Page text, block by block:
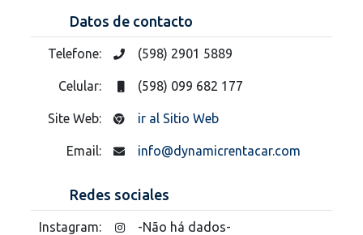
Datos de contacto
Telefone: (598) 2901 5889
Celular: (598) 099 682 177
Site Web: ir al Sitio Web
Email: info@dynamicrentacar.com
Redes sociales
Instagram: -Não há dados-